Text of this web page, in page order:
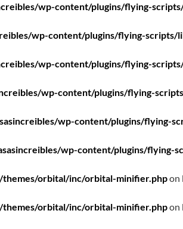
wp-content/plugins/flying-
wp-content/plugins/flying-scripts/
wp-content/plugins/flying-
wp-content/plugins/flying-
wp-content/plugins/flying-
wp-content/plugins/flying-
orbital/inc/orbital-minifier.phpon
orbital/inc/orbital-minifier.phpon